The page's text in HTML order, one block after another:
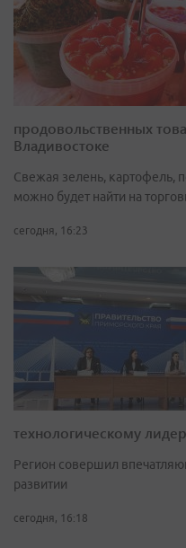
продовольственных
Владивостоке
Свежая зелень, картофель,
можно будет найти на
сегодня, 16:23
технологическому
Регион совершил
развитии
сегодня, 16:18